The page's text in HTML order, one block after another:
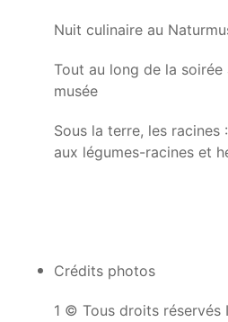
Nuit culinaire au
Tout au long de la soirée
musée
Sous la terre, les racines
aux légumes-racines et
Crédits photos
1 © Tous droits